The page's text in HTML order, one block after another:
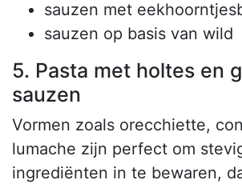
sauzen met
sauzen op basis van wild
5. Pasta met holtes en
sauzen
Vormen zoals orecchiette,
lumache zijn perfect om
ingrediënten in te bewaren,